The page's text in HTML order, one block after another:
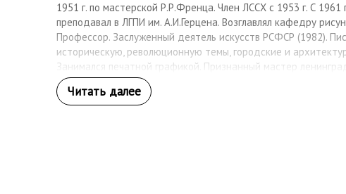
1951 г. по мастерской Р.Р.Френца. Член ЛССХ с 1953 г. С 1961
преподавал в ЛГПИ им. А.И.Герцена. Возглавлял кафедру
Профессор. Заслуженный деятель искусств РСФСР (1982).
историческую, революционную темы, городские и
Занимался печатной графикой. Признанный мастер